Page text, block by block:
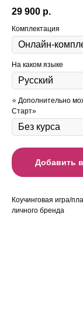
29 900 р.
Комплектация
На каком языке
⭐️ Дополнительно
Старт»
Добавить
Коучинговая игра/
личного бренда